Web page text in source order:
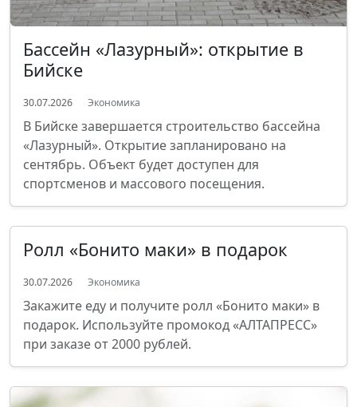
Бассейн «Лазурный»: открытие в
Бийске
30.07.2026 Экономика
В Бийске завершается строительство бассейна
«Лазурный». Открытие запланировано на
сентябрь. Объект будет доступен для
спортсменов и массового посещения.
Ролл «Бонито маки» в подарок
30.07.2026 Экономика
Закажите еду и получите ролл «Бонито маки» в
подарок. Используйте промокод «АЛТАПРЕСС»
при заказе от 2000 рублей.